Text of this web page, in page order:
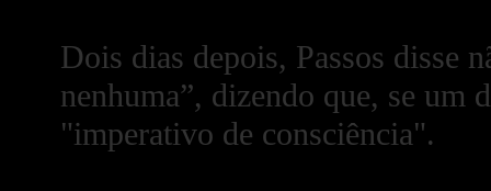
Dois dias depois, Passos disse
nenhuma”, dizendo que, se um
"imperativo de consciência".